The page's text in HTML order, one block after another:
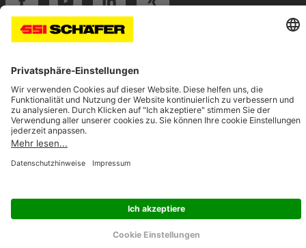
SSI facebookSSI youtubeSSI linkedinSSI xing
Navigate to home page